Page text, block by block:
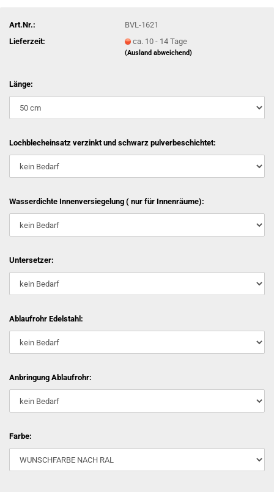
Art.Nr.:
BVL-1621
Lieferzeit:
ca. 10 - 14 Tage
(Ausland abweichend)
Länge:
Lochblecheinsatz verzinkt und schwarz pulverbeschichtet:
Wasserdichte Innenversiegelung ( nur für Innenräume):
Untersetzer:
Ablaufrohr Edelstahl:
Anbringung Ablaufrohr:
Farbe: